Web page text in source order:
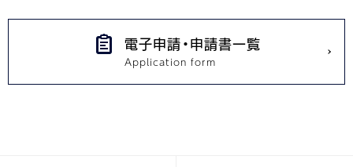
電子申請・申請書一覧